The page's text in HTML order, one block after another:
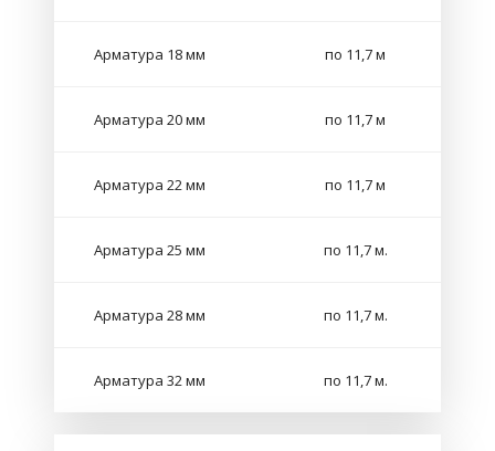
Арматура 18 мм по 11,7 м
Арматура 20 мм по 11,7 м
Арматура 22 мм по 11,7 м
Арматура 25 мм по 11,7 м.
Арматура 28 мм по 11,7 м.
Арматура 32 мм по 11,7 м.